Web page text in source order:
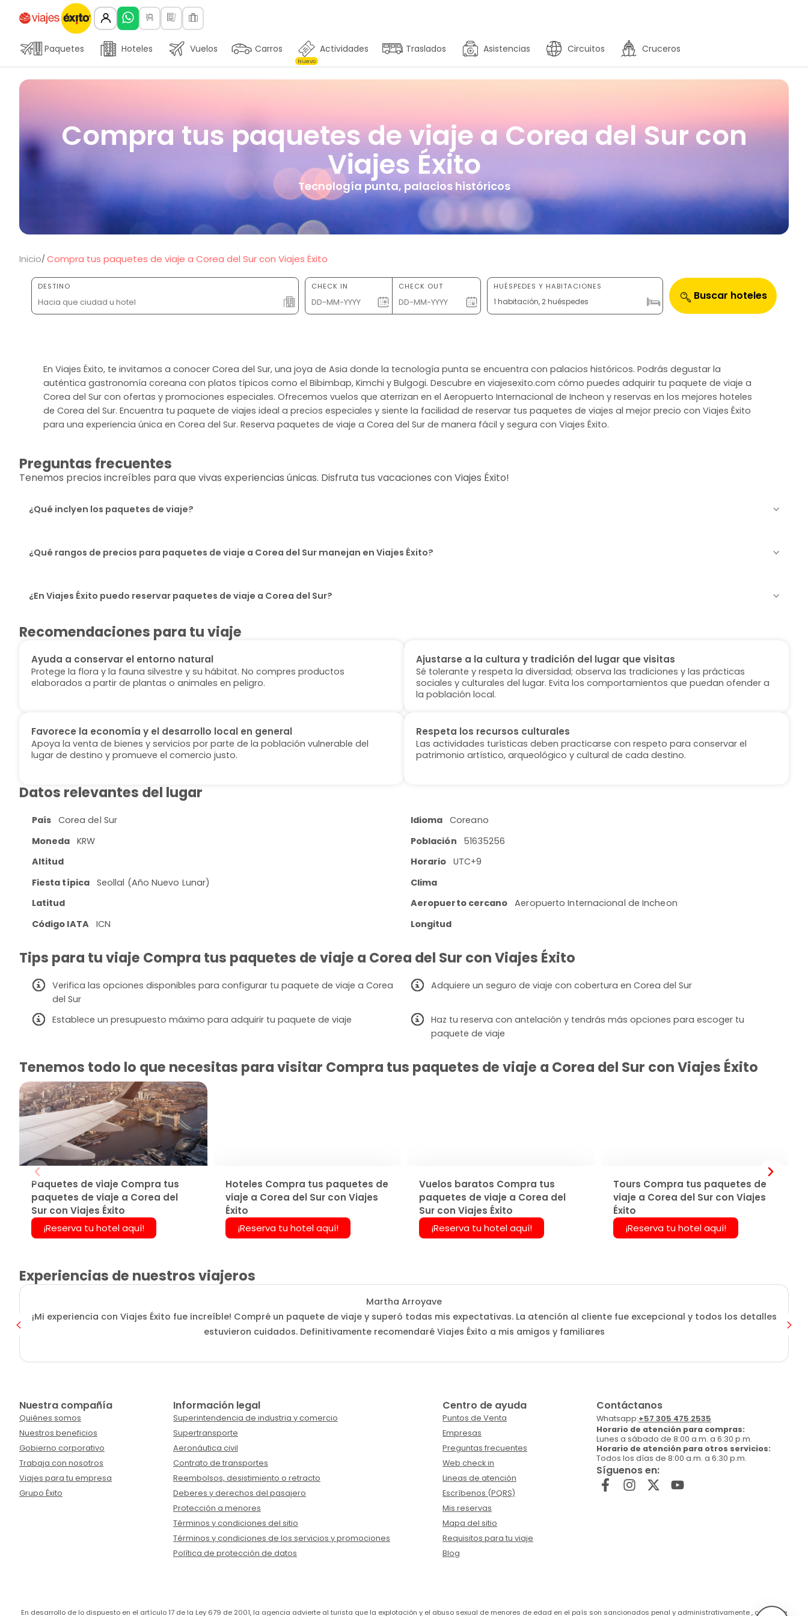
Paquetes Hoteles Vuelos Carros Actividades
Nuevo
Traslados Asistencias Circuitos Cruceros
Compra tus paquetes de viaje a Corea del Sur con
Viajes Éxito
Tecnología punta, palacios históricos
Inicio Compra tus paquetes de viaje a Corea del Sur con Viajes Éxito
DESTINO CHECK IN CHECK OUT HUÉSPEDES Y HABITACIONES
1 habitación, 2 huéspedes Buscar hoteles
En Viajes Éxito, te invitamos a conocer Corea del Sur, una joya de Asia donde la tecnología punta se encuentra con palacios históricos. Podrás degustar la
auténtica gastronomía coreana con platos típicos como el Bibimbap, Kimchi y Bulgogi. Descubre en viajesexito.com cómo puedes adquirir tu paquete de viaje a
Corea del Sur con ofertas y promociones especiales. Ofrecemos vuelos que aterrizan en el Aeropuerto Internacional de Incheon y reservas en los mejores hoteles
de Corea del Sur. Encuentra tu paquete de viajes ideal a precios especiales y siente la facilidad de reservar tus paquetes de viajes al mejor precio con Viajes Éxito
para una experiencia única en Corea del Sur. Reserva paquetes de viaje a Corea del Sur de manera fácil y segura con Viajes Éxito.
Preguntas frecuentes
Tenemos precios increíbles para que vivas experiencias únicas. Disfruta tus vacaciones con Viajes Éxito!
¿Qué inclyen los paquetes de viaje?
¿Qué rangos de precios para paquetes de viaje a Corea del Sur manejan en Viajes Éxito?
¿En Viajes Éxito puedo reservar paquetes de viaje a Corea del Sur?
Recomendaciones para tu viaje
Ayuda a conservar el entorno natural
Protege la flora y la fauna silvestre y su hábitat. No compres productos
elaborados a partir de plantas o animales en peligro.
Ajustarse a la cultura y tradición del lugar que visitas
Sé tolerante y respeta la diversidad; observa las tradiciones y las prácticas
sociales y culturales del lugar. Evita los comportamientos que puedan ofender a
la población local.
Favorece la economía y el desarrollo local en general
Apoya la venta de bienes y servicios por parte de la población vulnerable del
lugar de destino y promueve el comercio justo.
Respeta los recursos culturales
Las actividades turísticas deben practicarse con respeto para conservar el
patrimonio artístico, arqueológico y cultural de cada destino.
Datos relevantes del lugar
País Corea del Sur Idioma Coreano
Moneda KRW Población
51635256
Altitud
Horario
UTC+9
Fiesta típica Seollal (Año Nuevo Lunar)
Clima
Latitud
Aeropuerto cercano
Aeropuerto Internacional de Incheon
Código IATA
ICN Longitud
Tips para tu viaje Compra tus paquetes de viaje a Corea del Sur con Viajes Éxito
Verifica las opciones disponibles para configurar tu paquete de viaje a Corea
del Sur
Adquiere un seguro de viaje con cobertura en Corea del Sur
Establece un presupuesto máximo para adquirir tu paquete de viaje
Haz tu reserva con antelación y tendrás más opciones para escoger tu
paquete de viaje
Tenemos todo lo que necesitas para visitar Compra tus paquetes de viaje a Corea del Sur con Viajes Éxito
Paquetes de viaje Compra tus
paquetes de viaje a Corea del
Sur con Viajes Éxito
¡Reserva tu hotel aquí!
Hoteles Compra tus paquetes de
viaje a Corea del Sur con Viajes
Éxito
¡Reserva tu hotel aquí!
Vuelos baratos Compra tus
paquetes de viaje a Corea del
Sur con Viajes Éxito
¡Reserva tu hotel aquí!
Tours Compra tus paquetes de
viaje a Corea del Sur con Viajes
Éxito
¡Reserva tu hotel aquí!
Experiencias de nuestros viajeros
Martha Arroyave
¡Mi experiencia con Viajes Éxito fue increíble! Compré un paquete de viaje y superó todas mis expectativas. La atención al cliente fue excepcional y todos los detalles
estuvieron cuidados. Definitivamente recomendaré Viajes Éxito a mis amigos y familiares
Nuestra compañía
Quiénes somos
Nuestros beneficios
Gobierno corporativo
Trabaja con nosotros
Viajes para tu empresa
Grupo Éxito
Información legal
Superintendencia de industria y comercio
Supertransporte
Aeronáutica civil
Contrato de transportes
Reembolsos, desistimiento o retracto
Deberes y derechos del pasajero
Protección a menores
Términos y condiciones del sitio
Términos y condiciones de los servicios y promociones
Política de protección de datos
Centro de ayuda
Puntos de Venta
Empresas
Preguntas frecuentes
Web check in
Lineas de atención
Escríbenos (PQRS)
Mis reservas
Mapa del sitio
Requisitos para tu viaje
Blog
Contáctanos
Whatsapp:+57 305 475 2535
Horario de atención para compras:
Lunes a sábado de 8:00 a.m. a 6:30 p.m.
Horario de atención para otros servicios:
Todos los días de 8:00 a.m. a 6:30 p.m.
Síguenos en:
En desarrollo de lo dispuesto en el artículo 17 de la Ley 679 de 2001, la agencia advierte al turista que la explotación y el abuso sexual de menores de edad en el país son sancionados penal y administrativamente , conforme